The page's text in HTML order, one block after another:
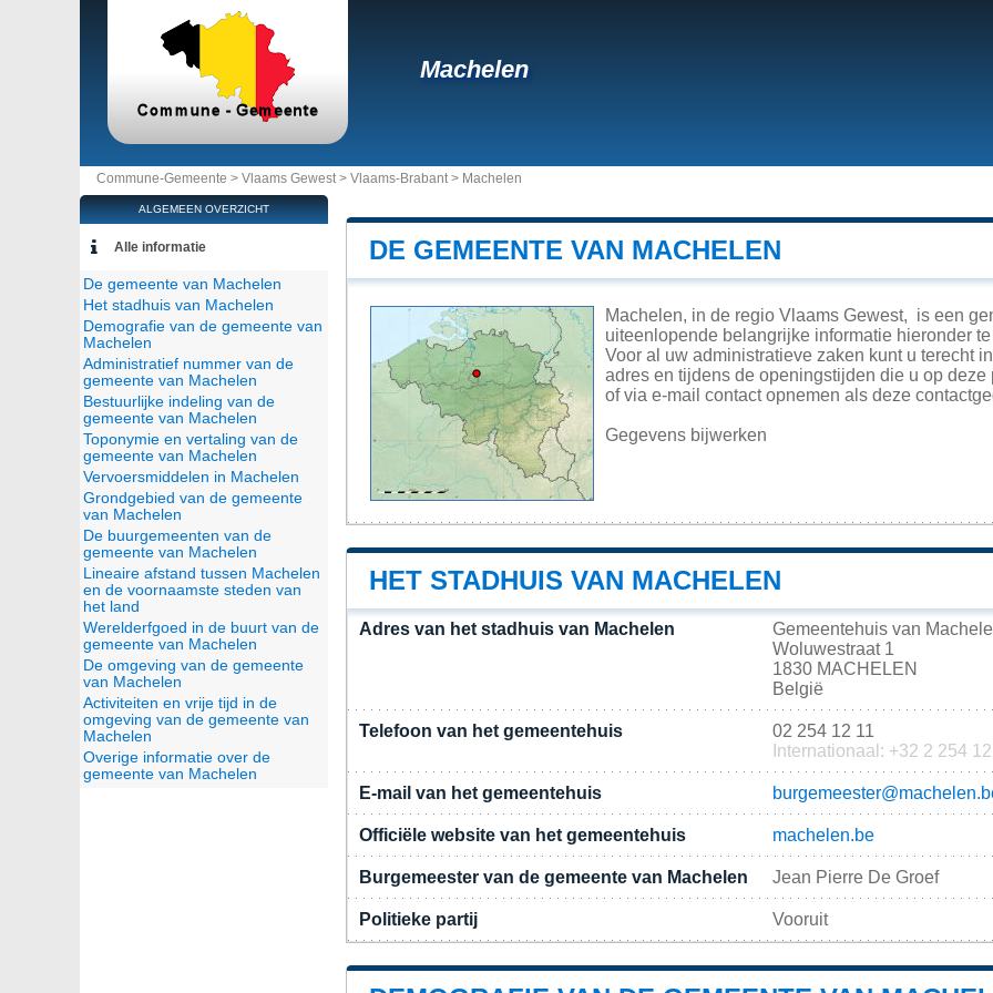
Machelen
Commune-Gemeente > Vlaams Gewest> Vlaams-Brabant> Machelen
DE GEMEENTE VAN MACHELEN
Machelen, in de regio Vlaams Gewest, is een
uiteenlopende belangrijke informatie hieronder
Voor al uw administratieve zaken kunt u terecht
adres en tijdens de openingstijden die u op
of via e-mail contact opnemen als deze
Gegevens bijwerken
HET STADHUIS VAN MACHELEN
Adres van het stadhuis van Machelen
Gemeentehuis van
Woluwestraat 1
1830 MACHELEN
België
Telefoon van het gemeentehuis
02 254 12 11
Internationaal: +32 2 254 12
E-mail van het gemeentehuis
Officiële website van het gemeentehuis machelen.be
Burgemeester van de gemeente van Machelen Jean Pierre De Groef
Politieke partij Vooruit
ALGEMEEN OVERZICHT
Alle informatie
De gemeente van Machelen
Het stadhuis van Machelen
Demografie van de gemeente van
Machelen
Administratief nummer van de
gemeente van Machelen
Bestuurlijke indeling van de
gemeente van Machelen
Toponymie en vertaling van de
gemeente van Machelen
Vervoersmiddelen in Machelen
Grondgebied van de gemeente
van Machelen
De buurgemeenten van de
gemeente van Machelen
Lineaire afstand tussen Machelen
en de voornaamste steden van
het land
Werelderfgoed in de buurt van de
gemeente van Machelen
De omgeving van de gemeente
van Machelen
Activiteiten en vrije tijd in de
omgeving van de gemeente van
Machelen
Overige informatie over de
gemeente van Machelen